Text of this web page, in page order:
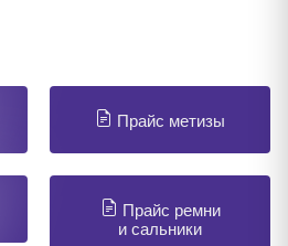
Прайс метизы
Прайс ремни
и сальники